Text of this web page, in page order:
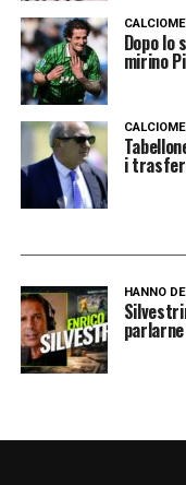
Dopo lo
mirino
i
HANNO